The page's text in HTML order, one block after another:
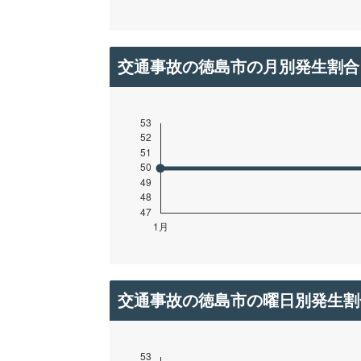
交通事故の徳島市の月別発生割合
交通事故の徳島市の曜日別発生